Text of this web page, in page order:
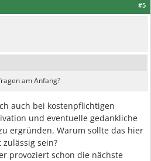
#5
am Anfang?
auch bei kostenpflichtigen
und eventuelle gedankliche
ergründen. Warum sollte das hier
sein?
provoziert schon die nächste